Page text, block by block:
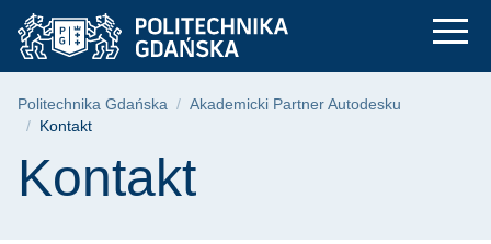
Przejdź
do
menu
Przejdź
do
wyszukiwarki
Przejdź
do
treści
Kontakt -
Ścieżka nawigacyjna
Politechnika Gdańska
Akademicki Partner Autodesku
Kontakt
Treść strony
Kontakt